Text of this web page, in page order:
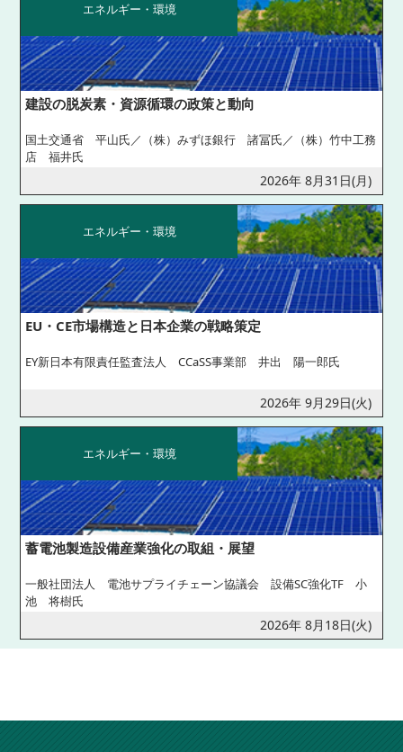
エネルギー・環境
建設の脱炭素・資源循環の政策と動向
国土交通省 平山氏／（株）みずほ銀行 諸冨氏／（株）竹中工務
店 福井氏
2026年 8月31日(月)
エネルギー・環境
EU・CE市場構造と日本企業の戦略策定
EY新日本有限責任監査法人 CCaSS事業部 井出 陽一郎氏
2026年 9月29日(火)
エネルギー・環境
蓄電池製造設備産業強化の取組・展望
一般社団法人 電池サプライチェーン協議会 設備SC強化TF 小
池 将樹氏
2026年 8月18日(火)